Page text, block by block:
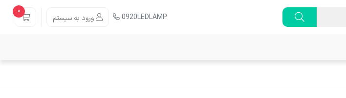
0920LEDLAMP ورود به سیستم
0